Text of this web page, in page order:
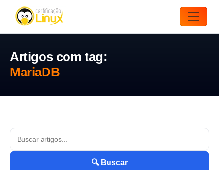
Artigos com tag:
MariaDB
🔍 Buscar